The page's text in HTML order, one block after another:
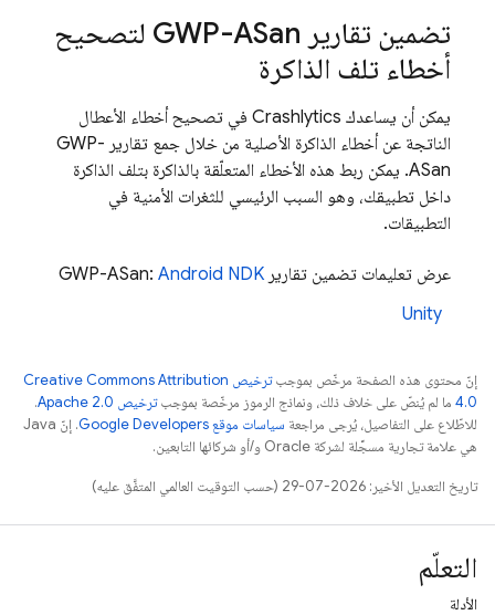
تضمين تقارير GWP-ASan لتصحيح
أخطاء تلف الذاكرة
يمكن أن يساعدك Crashlytics في تصحيح أخطاء الأعطال
الناتجة عن أخطاء الذاكرة الأصلية من خلال جمع تقارير GWP-
ASan. يمكن ربط هذه الأخطاء المتعلّقة بالذاكرة بتلف الذاكرة
داخل تطبيقك، وهو السبب الرئيسي للثغرات الأمنية في
التطبيقات.
عرض تعليمات تضمين تقارير GWP-ASan: Android NDK
Unity
إنّ محتوى هذه الصفحة مرخّص بموجب
ترخيص Creative Commons Attribution
4.0‏ ما لم يُنصّ على خلاف ذلك، ونماذج الرموز مرخّصة بموجبترخيص Apache 2.0‏
.
للاطّلاع على التفاصيل، يُرجى مراجعة سياسات موقع Google Developers‏
. إنّ Java
هي علامة تجارية مسجَّلة لشركة Oracle و/أو شركائها التابعين.
تاريخ التعديل الأخير: 2026-07-29 (حسب التوقيت العالمي المتفَّق عليه)
التعلّم
الأدلة